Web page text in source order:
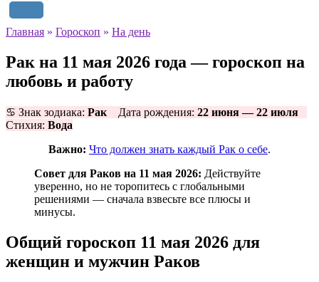
Главная » Гороскоп » На день
Рак на 11 мая 2026 года — гороскоп на
любовь и работу
♋ Знак зодиака: Рак Дата рождения: 22 июня — 22 июля
Стихия: Вода
Важно: Что должен знать каждый Рак о себе.
Совет для Раков на 11 мая 2026: Действуйте
уверенно, но не торопитесь с глобальными
решениями — сначала взвесьте все плюсы и
минусы.
Общий гороскоп 11 мая 2026 для
женщин и мужчин Раков